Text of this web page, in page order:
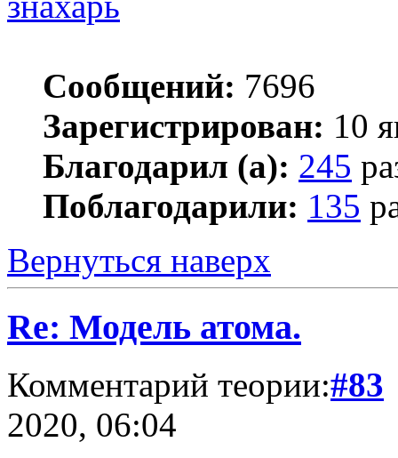
Сообщений: 7696
Зарегистрирован: 10
Благодарил (а): 245
Поблагодарили: 135
Вернуться наверх
Re: Модель атома.
Комментарий теории:#83
2020, 06:04